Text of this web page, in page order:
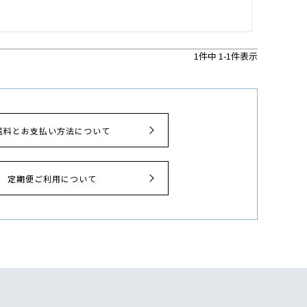
1件中 1-1件表示
料とお支払い方法について
定期便ご利用について